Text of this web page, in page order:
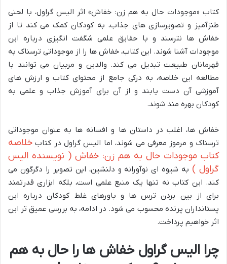
کتاب «موجودات حال به هم زن: خفاش» اثر الیس گراول، با لحنی
طنزآمیز و تصویرسازی های جذاب، به کودکان کمک می کند تا از
خفاش ها نترسند و با حقایق علمی شگفت انگیزی درباره این
موجودات آشنا شوند. این کتاب، خفاش ها را از موجوداتی ترسناک به
قهرمانان طبیعت تبدیل می کند. والدین و مربیان می توانند با
مطالعه این خلاصه، به درکی جامع از محتوای کتاب و ارزش های
آموزشی آن دست یابند و از آن برای آموزش جذاب و علمی به
کودکان بهره مند شوند.
خفاش ها، اغلب در داستان ها و افسانه ها به عنوان موجوداتی
ترسناک و مرموز معرفی می شوند، اما الیس گراول در کتاب خلاصه
کتاب موجودات حال به هم زن: خفاش ( نویسنده الیس
گراول ) به شیوه ای نوآورانه و دلنشین، این تصویر را دگرگون می
کند. این کتاب نه تنها یک منبع علمی است، بلکه ابزاری قدرتمند
برای از بین بردن ترس ها و باورهای غلط کودکان درباره این
پستانداران پرنده محسوب می شود. در ادامه، به بررسی عمیق تر این
اثر خواهیم پرداخت.
چرا الیس گراول خفاش ها را حال به هم